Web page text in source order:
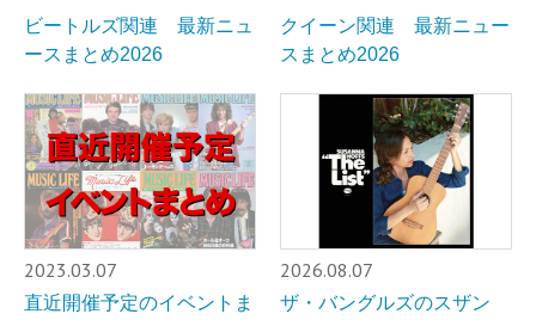
ビートルズ関連 最新ニュ
ースまとめ2026
クイーン関連 最新ニュー
スまとめ2026
2023.03.07
直近開催予定のイベントま
2026.08.07
ザ・バングルズのスザン